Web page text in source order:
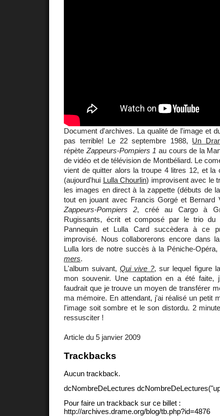
Document d'archives. La qualité de l'image et
pas terrible! Le 22 septembre 1988, Un
répète Zappeurs-Pompiers 1 au cours de la
de vidéo et de télévision de Montbéliard. Le
vient de quitter alors la troupe 4 litres 12, et la
(aujourd'hui Lulla Chourlin) improvisent avec le
les images en direct à la zappette (débuts de
tout en jouant avec Francis Gorgé et Bernard
Zappeurs-Pompiers 2, créé au Cargo à
Rugissants, écrit et composé par le trio du
Pannequin et Lulla Card succèdera à ce
improvisé. Nous collaborerons encore dans
Lulla lors de notre succès à la Péniche-Opéra,
mers.
L'album suivant,Qui vive ?, sur lequel figure
mon souvenir. Une captation en a été
faudrait que je trouve un moyen de transférer
ma mémoire. En attendant, j'ai réalisé un petit
l'image soit sombre et le son distordu. 2
ressusciter !
Article du 5 janvier 2009
Trackbacks
Aucun trackback.
dcNombreDeLectures
Pour faire un trackback sur ce billet :
http://archives.drame.org/blog/tb.php?id=4876